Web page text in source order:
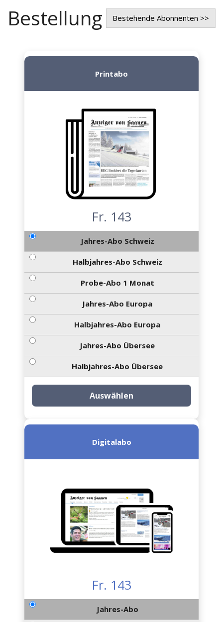
Bestellung Bestehende Abonnenten >>
Printabo
Fr. 143
Jahres-Abo Schweiz
Halbjahres-Abo Schweiz
Probe-Abo 1 Monat
Jahres-Abo Europa
Halbjahres-Abo Europa
Jahres-Abo Übersee
Halbjahres-Abo Übersee
Auswählen
Digitalabo
Fr. 143
Jahres-Abo